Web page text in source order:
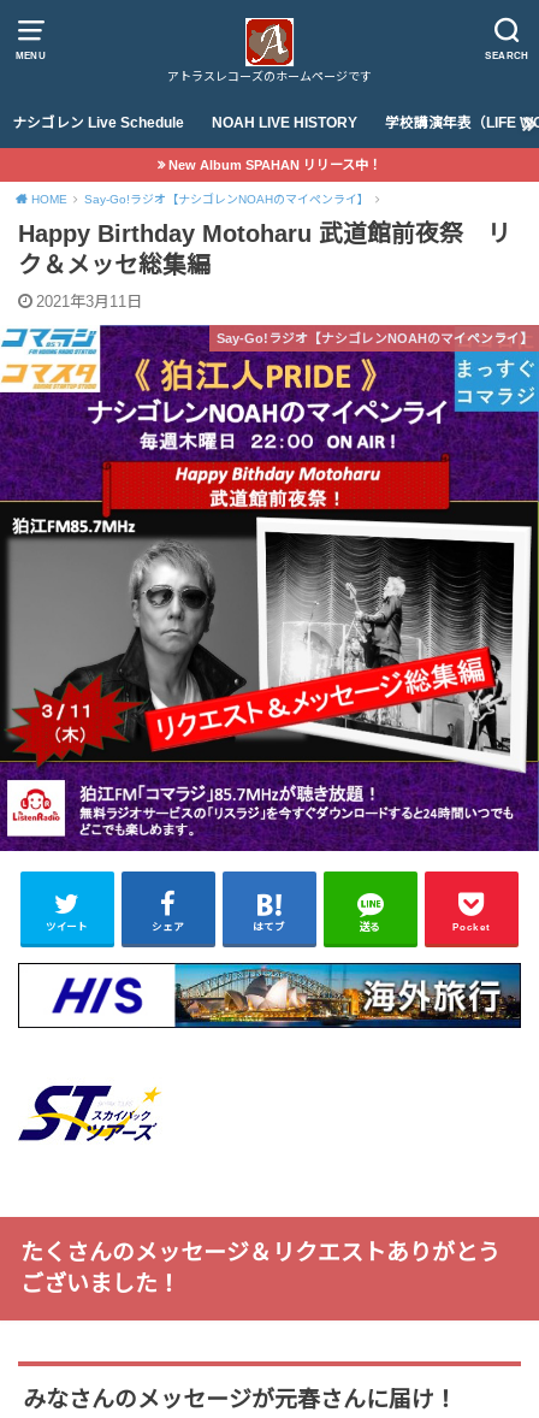
MENU SEARCH
アトラスレコーズのホームページです
ナシゴレン Live Schedule NOAH LIVE HISTORY 学校講演年表（LIFE
New Album SPAHAN リリース中！
HOME Say-Go!ラジオ【ナシゴレンNOAHのマイペンライ】
Happy Birthday Motoharu 武道館前夜祭 リ
ク＆メッセ総集編
2021年3月11日
Say-Go!ラジオ【ナシゴレンNOAHのマイペンライ】
ツイート シェア はてブ 送る Pocket
たくさんのメッセージ＆リクエストありがとう
ございました！
みなさんのメッセージが元春さんに届け！